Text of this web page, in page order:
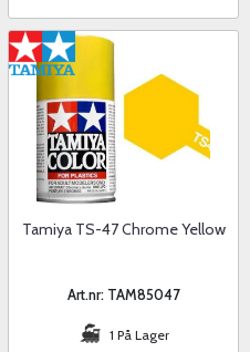
Tamiya TS-47 Chrome Yellow
Art.nr: TAM85047
1 På Lager